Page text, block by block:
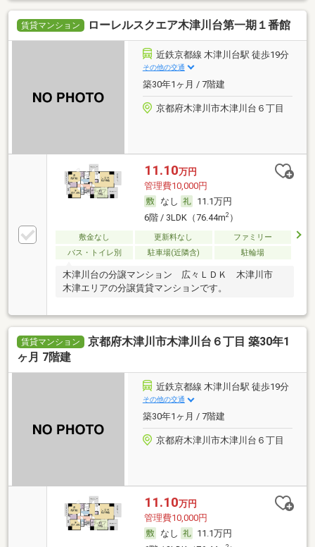
賃貸マンション ローレルスクエア木津川台第一期１番館
近鉄京都線 木津川台駅 徒歩19分
その他の交通
築30年1ヶ月 / 7階建
京都府木津川市木津川台６丁目
11.10万円
管理費10,000円
なし
11.1万円
6階 / 3LDK（76.44m2）
敷金なし 更新料なし
ファミリー
バス・トイレ別
駐車場(近隣含) 駐輪場
木津川台の分譲マンション 広々ＬＤＫ 木津川市
木津エリアの分譲賃貸マンションです。
賃貸マンション
京都府木津川市木津川台６丁目 築30年1
ヶ月 7階建
近鉄京都線 木津川台駅 徒歩19分
その他の交通
築30年1ヶ月 / 7階建
京都府木津川市木津川台６丁目
11.10万円
管理費10,000円
なし
11.1万円